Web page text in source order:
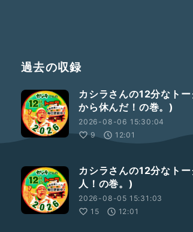
過去の収録
カシラさんの12分なト
から休んだ！の巻。)
2026-08-06 15:30:04
9
12:01
カシラさんの12分なト
人！の巻。)
2026-08-05 15:31:03
15
12:01